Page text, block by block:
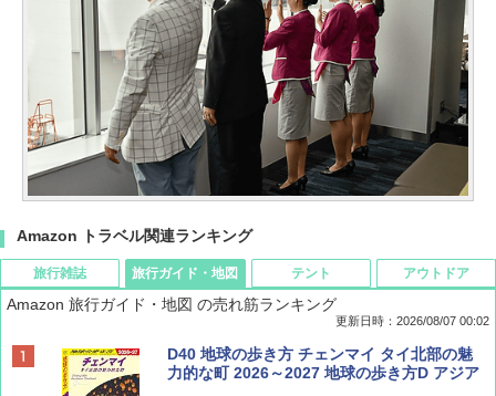
Amazon トラベル関連ランキング
旅行雑誌
ディズニーファン ２０２６年 ９月号 [雑
誌] (ＤＩＳＮＥＹ ＦＡＮ)
旅行ガイド・地図
Amazon 旅行ガイド・地図 の売れ筋ランキング
更新日時：2026/08/07 00:02
D40 地球の歩き方 チェンマイ タイ北部の魅
力的な町 2026～2027 地球の歩き方D アジア
テント アウトドア